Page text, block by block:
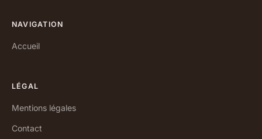
NAVIGATION
Accueil
LÉGAL
Mentions légales
Contact